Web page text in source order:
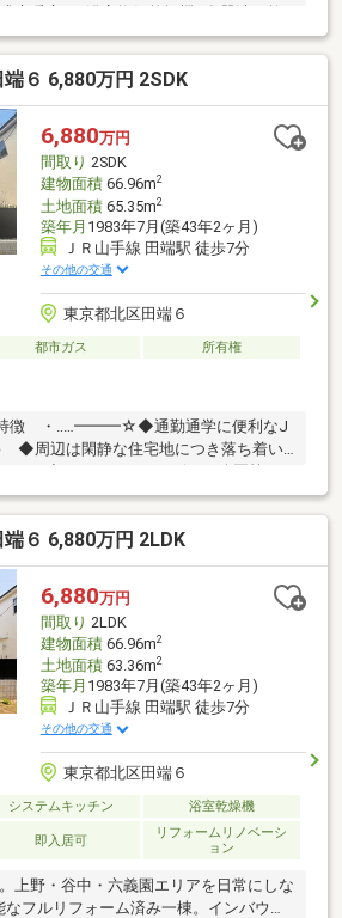
床暖房 ■浴室換気乾燥機■食器洗い乾
フォン
６ 6,880万円 2SDK
6,880万円
間取り 2SDK
建物面積66.96m2
土地面積65.35m2
築年月 1983年7月(築43年2ヶ月)
ＪＲ山手線 田端駅 徒歩7分
その他の交通
東京都北区田端６
都市ガス
所有権
・‥…━━━☆◆通勤通学に便利なJ
◆周辺は閑静な住宅地につき落ち着い
デルハウスのご案内や建物プレゼンテ
非、現地をご確認ください！♪物件の詳
０１２０－９１７－１９７】
・‥…━━━☆
６ 6,880万円 2LDK
6,880万円
間取り 2LDK
建物面積66.96m2
土地面積63.36m2
築年月 1983年7月(築43年2ヶ月)
ＪＲ山手線 田端駅 徒歩7分
その他の交通
東京都北区田端６
システムキッチン 浴室乾燥機
即入居可
リフォームリノベーシ
ョン
上野・谷中・六義園エリアを日常にしな
フルリフォーム済み一棟。インバウン